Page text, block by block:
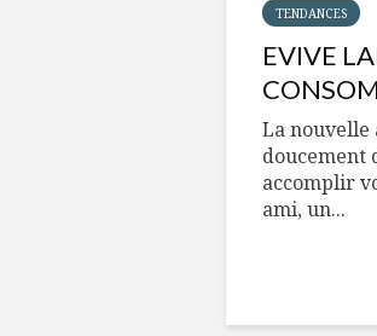
TENDANCES
EVIVE
La nouvelle
doucement
accomplir
ami, un...